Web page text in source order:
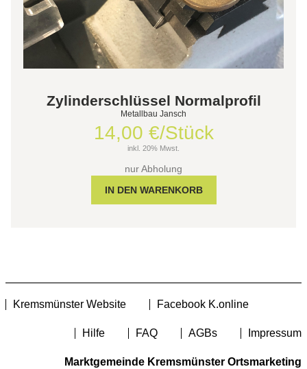
Zylinderschlüssel Normalprofil
Metallbau Jansch
14,00 €/Stück
inkl. 20% Mwst.
nur Abholung
Kremsmünster Website Facebook K.online
Hilfe FAQ AGBs Impressum
Marktgemeinde Kremsmünster Ortsmarketing